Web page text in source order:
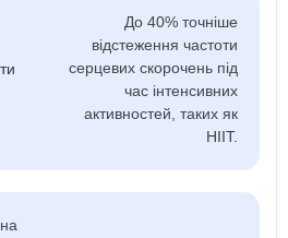
До 40% точніше
відстеження частоти
серцевих скорочень під
час інтенсивних
активностей, таких як
HIIT.